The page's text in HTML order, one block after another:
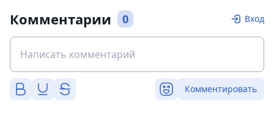
Комментарии 0 Вход
Комментировать